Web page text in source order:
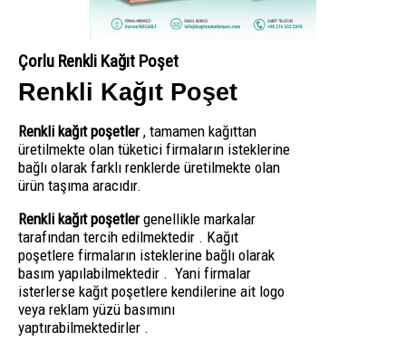
Çorlu Renkli Kağıt Poşet
Renkli Kağıt Poşet
Renkli kağıt poşetler, tamamen kağıttan
üretilmekte olan tüketici firmaların isteklerine
bağlı olarak farklı renklerde üretilmekte olan
ürün taşıma aracıdır.
Renkli kağıt poşetlergenellikle markalar
tarafından tercih edilmektedir . Kağıt
poşetlere firmaların isteklerine bağlı olarak
basım yapılabilmektedir . Yani firmalar
isterlerse kağıt poşetlere kendilerine ait logo
veya reklam yüzü basımını
yaptırabilmektedirler .